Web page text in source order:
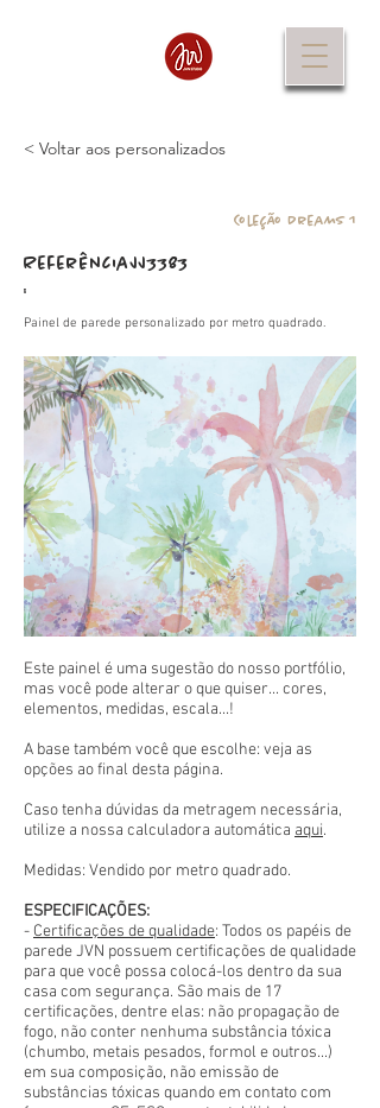
< Voltar aos personalizados
Coleção Dreams 1
Referência
:
JJ3383
Painel de parede personalizado por metro quadrado.
Este painel é uma sugestão do nosso portfólio,
mas você pode alterar o que quiser... cores,
elementos, medidas, escala...!
A base também você que escolhe: veja as
opções ao final desta página.
Caso tenha dúvidas da metragem necessária,
utilize a nossa calculadora automática aqui.
Medidas: Vendido por metro quadrado.
ESPECIFICAÇÕES:
- Certificações de qualidade: Todos os papéis de
parede JVN possuem certificações de qualidade
para que você possa colocá-los dentro da sua
casa com segurança. São mais de 17
certificações, dentre elas: não propagação de
fogo, não conter nenhuma substância tóxica
(chumbo, metais pesados, formol e outros...)
em sua composição, não emissão de
substâncias tóxicas quando em contato com